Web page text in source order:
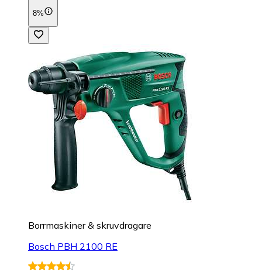
8%
Borrmaskiner & skruvdragare
Bosch PBH 2100 RE